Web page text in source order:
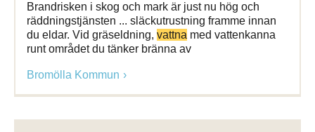
Brandrisken i skog och mark är just nu hög och
räddningstjänsten ... släckutrustning framme innan
du eldar. Vid gräseldning, vattna med vattenkanna
runt området du tänker bränna av
Bromölla Kommun